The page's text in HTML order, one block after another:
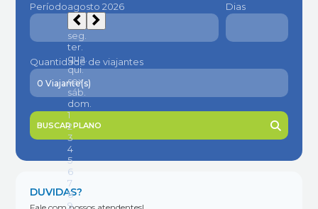
Período Dias
Quantidade de viajantes
BUSCAR PLANO
DUVIDAS?